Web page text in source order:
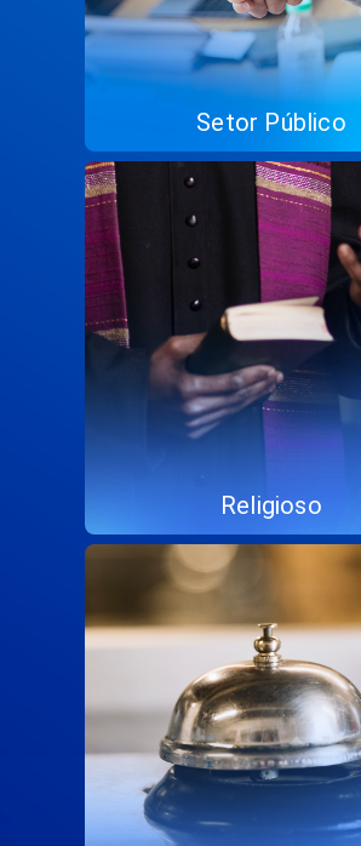
Setor Público
Religioso